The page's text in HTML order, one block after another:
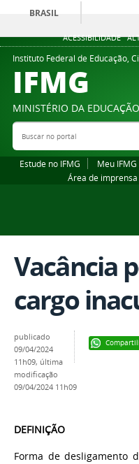
ACESSIBILIDADE
BRASIL
Instituto Federal de Educação,
IFMG
MINISTÉRIO DA EDUCAÇÃO
Buscar no portal
Estude no IFMG Meu IFMG
Área de imprensa
Vacância
cargo
publicado
09/04/2024
11h09, última
modificação
09/04/2024 11h09
DEFINIÇÃO
Forma de desligamento